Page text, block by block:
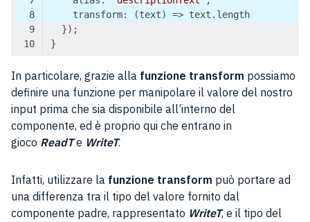
    transform:
(text) =>
text.length
In particolare, grazie alla funzione transform possiamo
definire una funzione per manipolare il valore del nostro
input prima che sia disponibile all’interno del
componente, ed è proprio qui che entrano in
gioco ReadTe WriteT.
Infatti, utilizzare la funzione transform può portare ad
una differenza tra il tipo del valore fornito dal
componente padre, rappresentato WriteT, e il tipo del